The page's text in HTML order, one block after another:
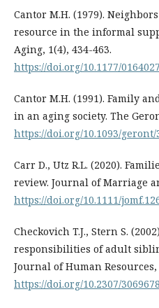
Cantor M.H. (1979).
resource in the informal
Aging, 1(4), 434-463.
https://doi.org/10.1177/
Cantor M.H. (1991). Family
in an aging society. The
https://doi.org/10.1093/geront/
Carr D., Utz R.L. (2020).
review. Journal of Marriage
https://doi.org/10.1111/
Checkovich T.J., Stern S.
responsibilities of adult
Journal of Human Resources,
https://doi.org/10.2307/3069678